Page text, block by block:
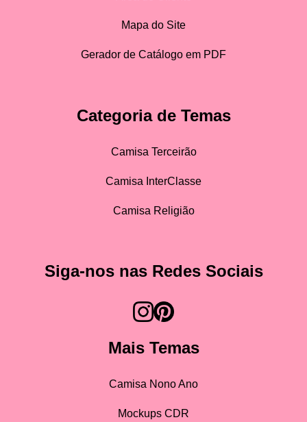
Mapa do Site
Gerador de Catálogo em PDF
Categoria de Temas
Camisa Terceirão
Camisa InterClasse
Camisa Religião
Siga-nos nas Redes Sociais
Mais Temas
Camisa Nono Ano
Mockups CDR